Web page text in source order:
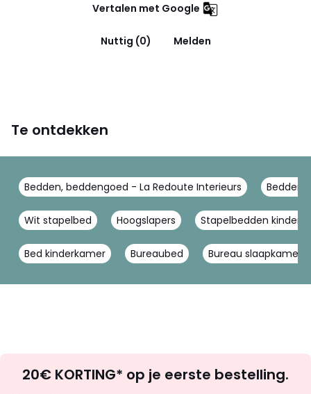
Vertalen met Google
Nuttig (0) Melden
Te ontdekken
Bedden, beddengoed - La Redoute Interieurs
Wit stapelbed Hoogslapers Stapelbedden
Bed kinderkamer Bureaubed Bureau slaapkamer
zoek
20€ KORTING* op je eerste bestelling.